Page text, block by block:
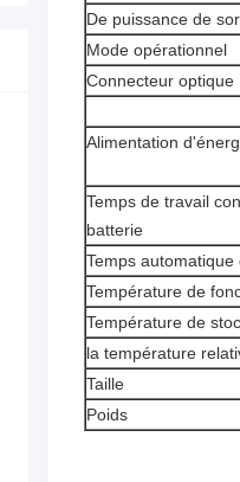
De puissance de
Mode opérationnel
Connecteur optique
Alimentation
Temps de travail
batterie
Temps automatique
Température de
Température de
la température
Taille
Poids